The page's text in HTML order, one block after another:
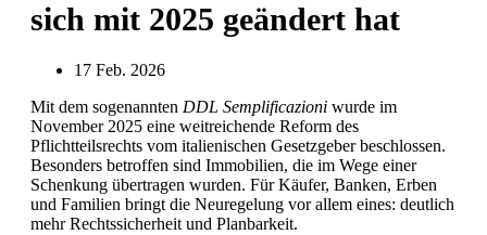
sich mit 2025 geändert hat
17 Feb. 2026
Mit dem sogenannten DDL Semplificazioni wurde im
November 2025 eine weitreichende Reform des
Pflichtteilsrechts vom italienischen Gesetzgeber beschlossen.
Besonders betroffen sind Immobilien, die im Wege einer
Schenkung übertragen wurden. Für Käufer, Banken, Erben
und Familien bringt die Neuregelung vor allem eines: deutlich
mehr Rechtssicherheit und Planbarkeit.